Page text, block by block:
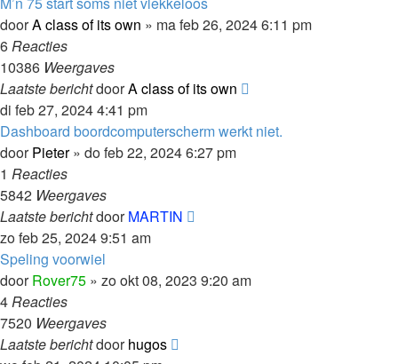
doorA class of its own » ma feb 26, 2024 6:11 pm
6Reacties
10386 Weergaves
Laatste berichtdoorA class of its own
di feb 27, 2024 4:41 pm
Dashboard boordcomputerscherm werkt niet.
doorPieter» do feb 22, 2024 6:27 pm
1 Reacties
5842 Weergaves
Laatste berichtdoorMARTIN
zo feb 25, 2024 9:51 am
Speling voorwiel
doorRover75 » zo okt 08, 2023 9:20 am
4Reacties
7520 Weergaves
Laatste berichtdoorhugos